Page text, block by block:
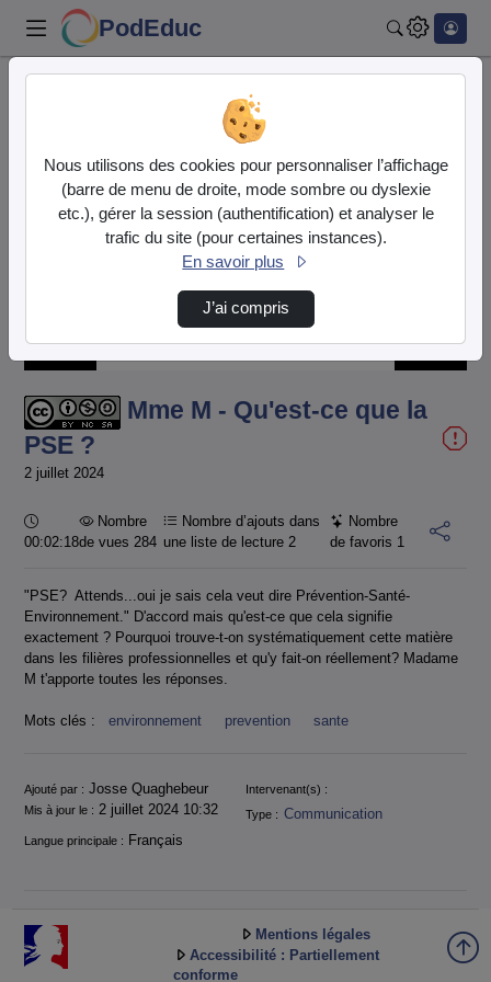
PodEduc
La classe de mme M - La PSE en toute légèreté
Mme M - Qu'est-ce que la PSE ?
Son
Mme M - Qu'est-ce que la
PSE ?
2 juillet 2024
Durée :
00:02:18
Nombre
de vues 284
Nombre d’ajouts dans
une liste de lecture2
Nombre
de favoris 1
"PSE? Attends...oui je sais cela veut dire Prévention-Santé-
Environnement." D'accord mais qu'est-ce que cela signifie
exactement ? Pourquoi trouve-t-on systématiquement cette matière
dans les filières professionnelles et qu'y fait-on réellement? Madame
M t'apporte toutes les réponses.
Mots clés : environnement prevention sante
Informations
Ajouté par : Josse Quaghebeur
Intervenant(s) :
Mis à jour le : 2 juillet 2024 10:32 Type : Communication
Langue principale : Français
Mentions légales
Accessibilité : Partiellement
conforme
Nous utilisons des cookies pour personnaliser l’affichage
(barre de menu de droite, mode sombre ou dyslexie
etc.), gérer la session (authentification) et analyser le
trafic du site (pour certaines instances).
En savoir plus
J’ai compris